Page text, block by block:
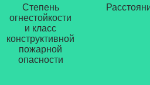
Степень
огнестойкости
и класс
конструктивной
пожарной
опасности